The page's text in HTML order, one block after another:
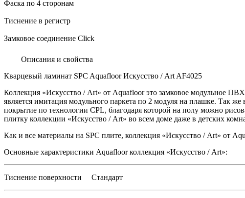
Фаска по 4 сторонам
Тиснение в регистр
Замковое соединение Click
Описания и свойства
Кварцевый ламинат SPC Aquafloor Искусство / Art AF4025
Коллекция «Искусство / Art» от Aquafloor это замковое модульное
является имитация модульного паркета по 2 модуля на плашке. Так
покрытие по технологии CPL, благодаря которой на полу можно
плитку коллекции «Искусство / Art» во всем доме даже в детских
Как и все материалы на SPC плите, коллекция «Искусство / Art» от
Основные характеристики Aquafloor коллекция «Искусство / Art»:
Тиснение поверхности Стандарт